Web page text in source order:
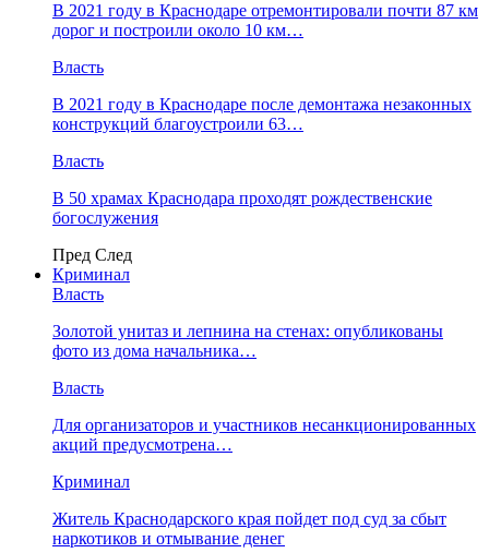
В 2021 году в Краснодаре отремонтировали почти 87 км
дорог и построили около 10 км…
Власть
В 2021 году в Краснодаре после демонтажа незаконных
конструкций благоустроили 63…
Власть
В 50 храмах Краснодара проходят рождественские
богослужения
Пред След
Криминал
Власть
​Золотой унитаз и лепнина на стенах: опубликованы
фото из дома начальника…
Власть
Для организаторов и участников несанкционированных
акций предусмотрена…
Криминал
Житель Краснодарского края пойдет под суд за сбыт
наркотиков и отмывание денег